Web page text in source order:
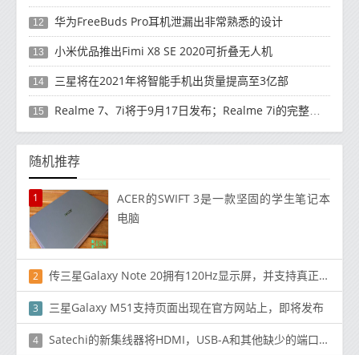
12 华为FreeBuds Pro耳机泄漏出非常熟悉的设计
13 小米优品推出Fimi X8 SE 2020可折叠无人机
14 三星将在2021年将智能手机出货量提高至3亿部
15 Realme 7、7i将于9月17日发布；Realme 7i的完整规格并导致泄漏
随机推荐
1
ACER的SWIFT 3是一款坚固的学生笔记本
电脑
2 传三星Galaxy Note 20拥有120Hz显示屏，并支持真正的可变刷新率
3 三星Galaxy M51支持页面出现在官方网站上，即将发布
4 Satechi的新集线器将HDMI，USB-A和其他缺少的端口重新连接到Mac和iPad Pro